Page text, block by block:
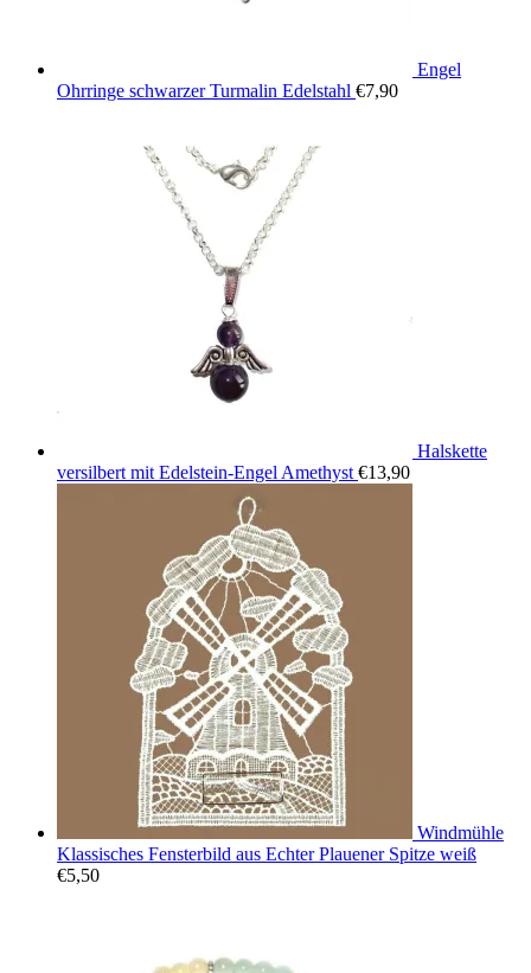
Engel
Ohrringe schwarzer Turmalin Edelstahl €7,90
Halskette
versilbert mit Edelstein-Engel Amethyst €13,90
Windmühle
Klassisches Fensterbild aus Echter Plauener Spitze weiß
€5,50